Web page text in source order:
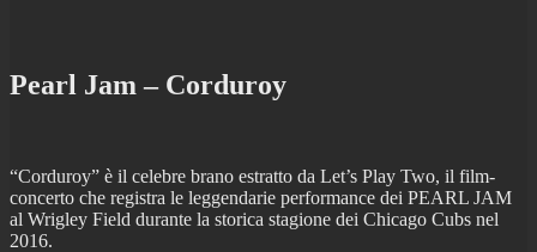
Pearl Jam – Corduroy
“Corduroy” è il celebre brano estratto da Let’s Play Two, il film-
concerto che registra le leggendarie performance dei PEARL JAM
al Wrigley Field durante la storica stagione dei Chicago Cubs nel
2016.